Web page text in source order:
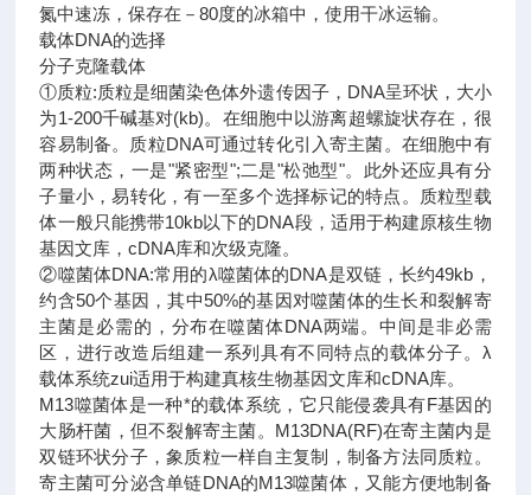
氮中速冻，保存在－80度的冰箱中，使用干冰运输。
载体DNA的选择
分子克隆载体
①质粒:质粒是细菌染色体外遗传因子，DNA呈环状，大小
为1-200千碱基对(kb)。在细胞中以游离超螺旋状存在，很
容易制备。质粒DNA可通过转化引入寄主菌。在细胞中有
两种状态，一是"紧密型";二是"松弛型"。此外还应具有分
子量小，易转化，有一至多个选择标记的特点。质粒型载
体一般只能携带10kb以下的DNA段，适用于构建原核生物
基因文库，cDNA库和次级克隆。
②噬菌体DNA:常用的λ噬菌体的DNA是双链，长约49kb，
约含50个基因，其中50%的基因对噬菌体的生长和裂解寄
主菌是必需的，分布在噬菌体DNA两端。中间是非必需
区，进行改造后组建一系列具有不同特点的载体分子。λ
载体系统zui适用于构建真核生物基因文库和cDNA库。
M13噬菌体是一种*的载体系统，它只能侵袭具有F基因的
大肠杆菌，但不裂解寄主菌。M13DNA(RF)在寄主菌内是
双链环状分子，象质粒一样自主复制，制备方法同质粒。
寄主菌可分泌含单链DNA的M13噬菌体，又能方便地制备